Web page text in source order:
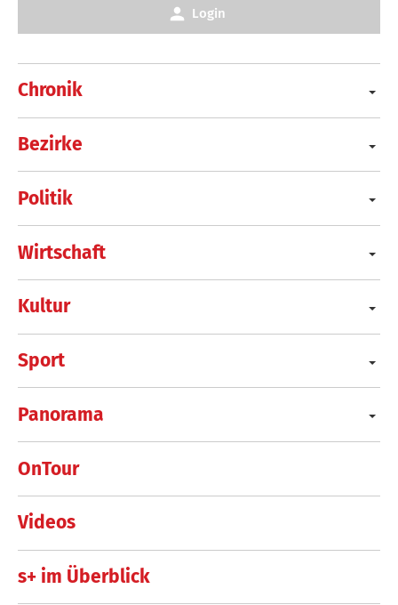
Chronik
Bezirke
Politik
Wirtschaft
Kultur
Sport
Panorama
OnTour
Videos
s+ im Überblick
Login